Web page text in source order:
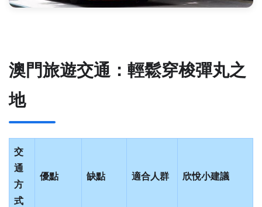
澳門旅遊交通：輕鬆穿梭彈丸之
地
交
通
方
式
優點 缺點 適合人群 欣悅小建議